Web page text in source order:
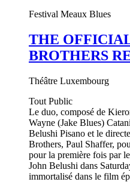
Festival Meaux Blues
THE
BROTHERS
Théâtre Luxembourg
Tout Public
Le duo, composé de
Wayne (Jake Blues)
Belushi Pisano et le
Brothers, Paul Shaffer,
pour la première fois par
John Belushi dans
immortalisé dans le film